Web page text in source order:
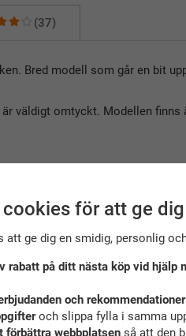
(37)
Bred modell som går en bit
väldigt omtyckt. Modellen finns
för att ge
att ge dig en smidig, personlig
rabatt på ditt nästa köp vid hjälp
och rekommendationer
och slippa fylla i samma
förbättra webbplatsenså att den